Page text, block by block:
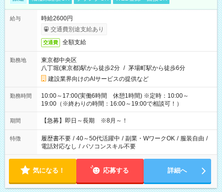
給与
時給2600円
交通費別途支給あり
交通費 全額支給
勤務地
東京都中央区
八丁堀(東京都)駅から徒歩2分 / 茅場町駅から徒歩6分
建設業界向けのAIサービスの提供など
勤務時間
10:00～17:00(実働6時間 休憩1時間) ※定時：10:00～
19:00（※終わりの時間：16:00～19:00で相談可！）
期間 【急募】即日～長期 ※8月～！
特徴 履歴書不要 / 40～50代活躍中 / 副業・WワークOK / 服装自由 /
電話対応なし / パソコンスキル不要
気になる！ 応募する 詳細へ